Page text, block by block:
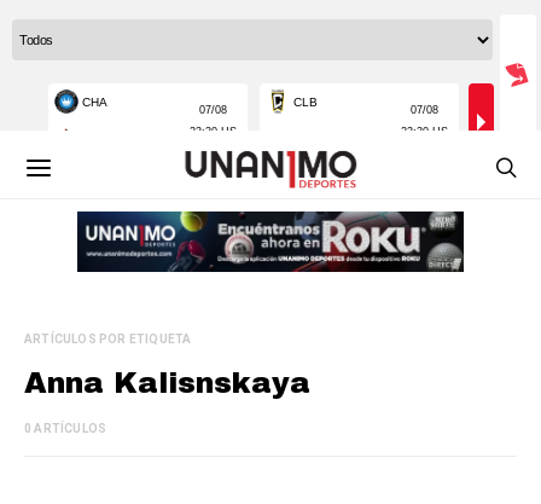
ARTÍCULOS POR ETIQUETA
Anna Kalisnskaya
0 ARTÍCULOS